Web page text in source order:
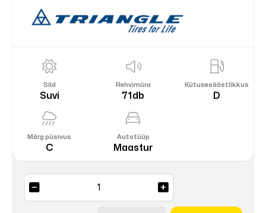
Sild
Suvi
Rehvimüra
71db
Kütusesäästlikkus
D
Märg püsivus
C
Autotüüp
Maastur
SUV